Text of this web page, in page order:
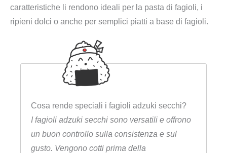
caratteristiche li rendono ideali per la pasta di fagioli, i
ripieni dolci o anche per semplici piatti a base di fagioli.
Cosa rende speciali i fagioli adzuki secchi?
I fagioli adzuki secchi sono versatili e offrono
un buon controllo sulla consistenza e sul
gusto. Vengono cotti prima della